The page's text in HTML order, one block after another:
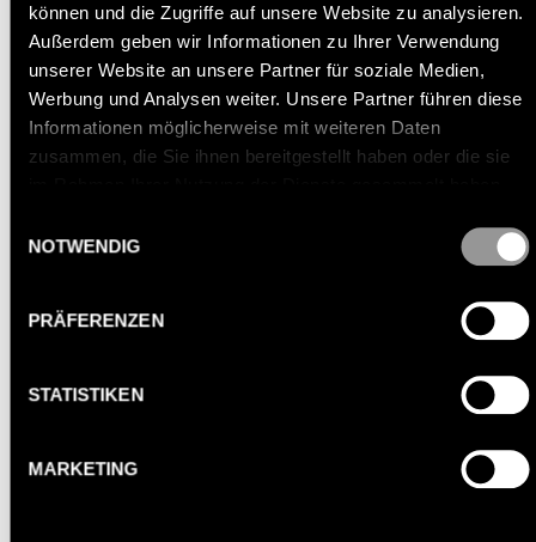
können und die Zugriffe auf unsere Website zu analysieren.
Außerdem geben wir Informationen zu Ihrer Verwendung
unserer Website an unsere Partner für soziale Medien,
Werbung und Analysen weiter. Unsere Partner führen diese
Informationen möglicherweise mit weiteren Daten
zusammen, die Sie ihnen bereitgestellt haben oder die sie
NOTWENDIG
PRÄFERENZEN
STATISTIKEN
MARKETING
Weitergabe des Badges oder das
Mitbringen von Drittpersonen ist streng
untersagt und kann zum sofortigen
Ausschluss führen.
8. RÜCKTRITTSRECHT BEI ONLINE
BUCHUNGEN
Kundinnen und Kunden, die eine
Dienstleistung über elektronische Mittel (z. B.
haben das Recht, innerhalb von 7